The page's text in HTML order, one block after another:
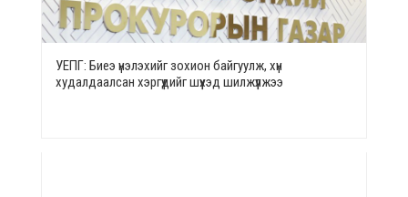
УЕПГ: Биеэ үнэлэхийг зохион байгуулж, хүн
худалдаалсан хэргүүдийг шүүхэд шилжүүлжээ